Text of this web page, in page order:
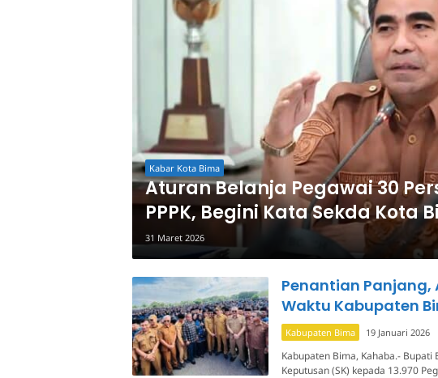
Kabar Kota Bima
Aturan Belanja Pegawai 30
PPPK, Begini Kata Sekda Kota
31 Maret 2026
Penantian Panjang,
Waktu Kabupaten
Kabupaten Bima 19 Januari 2026
Kabupaten Bima, Kahaba.-
Keputusan (SK) kepada 13.970